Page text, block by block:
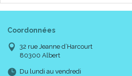
Coordonnées
32 rue Jeanne d’Harcourt
80300 Albert
Du lundi au vendredi